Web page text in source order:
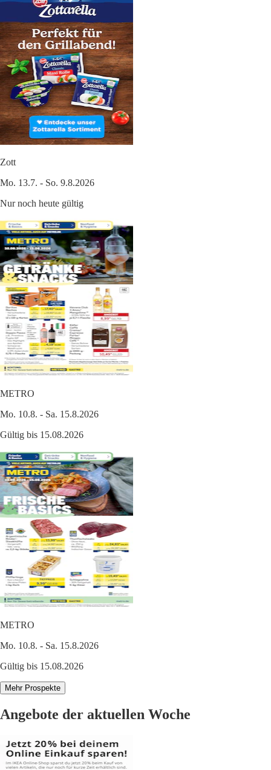
Zott
Mo. 13.7. - So. 9.8.2026
Nur noch heute gültig
METRO
Mo. 10.8. - Sa. 15.8.2026
Gültig bis 15.08.2026
METRO
Mo. 10.8. - Sa. 15.8.2026
Gültig bis 15.08.2026
Mehr Prospekte
Angebote der aktuellen Woche